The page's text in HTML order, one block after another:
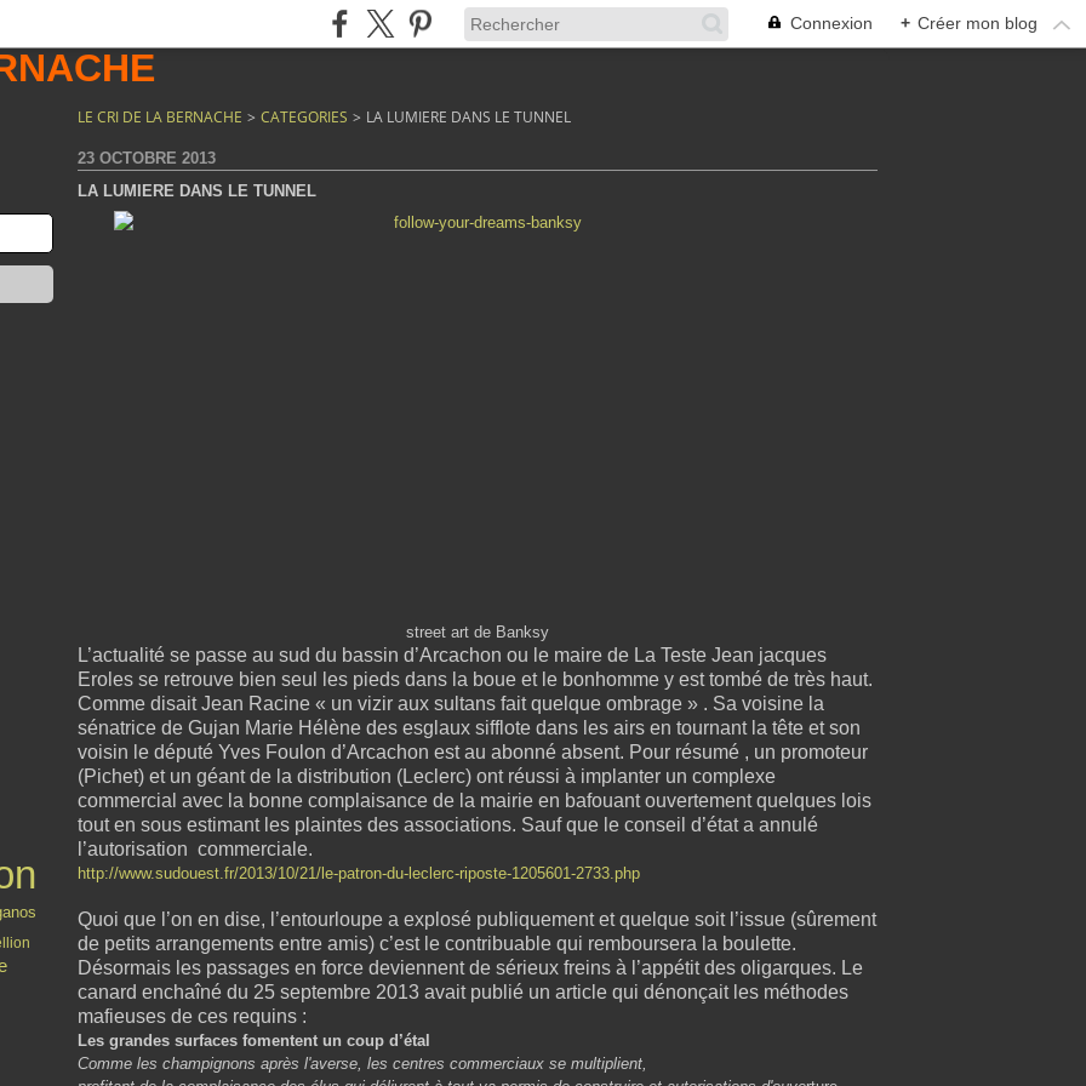
Connexion + Créer mon blog
LE CRI DE LA BERNACHE > CATEGORIES > LA LUMIERE DANS LE TUNNEL
23 OCTOBRE 2013
LA LUMIERE DANS LE TUNNEL
street art de Banksy
L’actualité se passe au sud du bassin d’Arcachon ou le maire de La Teste Jean jacques
Eroles se retrouve bien seul les pieds dans la boue et le bonhomme y est tombé de très haut.
Comme disait Jean Racine « un vizir aux sultans fait quelque ombrage » . Sa voisine la
sénatrice de Gujan Marie Hélène des esglaux sifflote dans les airs en tournant la tête et son
voisin le député Yves Foulon d’Arcachon est au abonné absent. Pour résumé , un promoteur
(Pichet) et un géant de la distribution (Leclerc) ont réussi à implanter un complexe
commercial avec la bonne complaisance de la mairie en bafouant ouvertement quelques lois
tout en sous estimant les plaintes des associations. Sauf que le conseil d’état a annulé
l’autorisation commerciale.
http://www.sudouest.fr/2013/10/21/le-patron-du-leclerc-riposte-1205601-2733.php
Quoi que l’on en dise, l’entourloupe a explosé publiquement et quelque soit l’issue (sûrement
de petits arrangements entre amis) c’est le contribuable qui remboursera la boulette.
Désormais les passages en force deviennent de sérieux freins à l’appétit des oligarques. Le
canard enchaîné du 25 septembre 2013 avait publié un article qui dénonçait les méthodes
mafieuses de ces requins :
Les grandes surfaces fomentent un coup d’étal
Comme les champignons après l'averse, les centres commerciaux se multiplient,